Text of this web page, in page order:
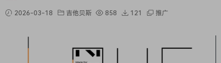
2026-03-18 吉他贝斯 858 121 推广